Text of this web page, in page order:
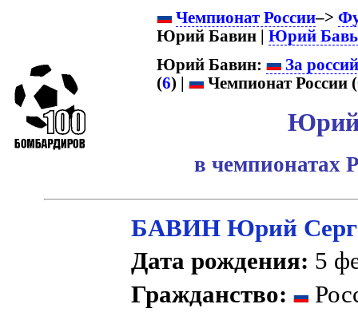
Чемпионат России–>
Юрий Бавин |Юрий
Юрий Бавин:
За
(6) | Чемпионат России (
Юрий
в чемпионатах
БАВИН Юрий
Дата рождения: 5
Гражданство: